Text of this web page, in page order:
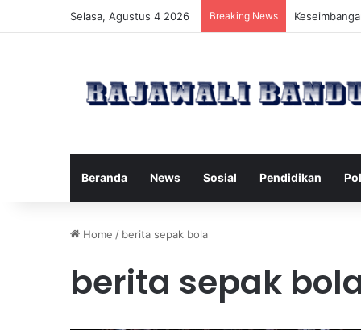
Selasa, Agustus 4 2026 Breaking News Manfaat
Beranda News Sosial Pendidikan
Home / berita sepak bola
berita sepak